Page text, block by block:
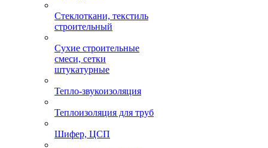
Стеклоткани, текстиль
строительный
Сухие строительные
смеси, сетки
штукатурные
Тепло-звукоизоляция
Теплоизоляция для труб
Шифер, ЦСП